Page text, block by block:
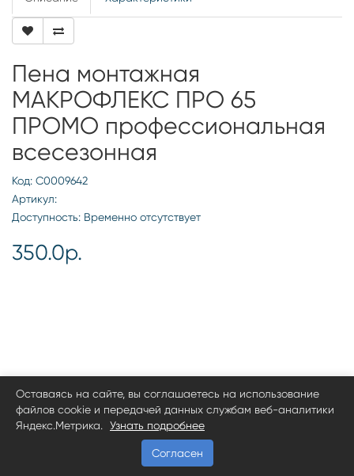
Пена монтажная
МАКРОФЛЕКС ПРО 65
ПРОМО профессиональная
всесезонная
Код: С0009642
Артикул:
Доступность: Временно отсутствует
350.0р.
Оставаясь на сайте, вы соглашаетесь на использование
файлов cookie и передачей данных службам веб-аналитики
Яндекс.Метрика.
Узнать подробнее
Согласен